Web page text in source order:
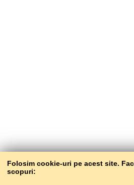
Folosim cookie-uri pe acest site.
scopuri: